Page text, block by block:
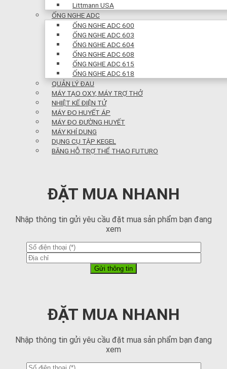
Littmann USA
ỐNG NGHE ADC
ỐNG NGHE ADC 600
ỐNG NGHE ADC 603
ỐNG NGHE ADC 604
ỐNG NGHE ADC 608
ỐNG NGHE ADC 615
ỐNG NGHE ADC 618
QUẢN LÝ ĐAU
MÁY TẠO OXY, MÁY TRỢ THỞ
NHIỆT KẾ ĐIỆN TỬ
MÁY ĐO HUYẾT ÁP
MÁY ĐO ĐƯỜNG HUYẾT
MÁY KHÍ DUNG
DỤNG CỤ TẬP KEGEL
BĂNG HỖ TRỢ THỂ THAO FUTURO
ĐẶT MUA NHANH
Nhập thông tin gửi yêu cầu đặt mua sản phẩm bạn đang
xem
ĐẶT MUA NHANH
Nhập thông tin gửi yêu cầu đặt mua sản phẩm bạn đang
xem